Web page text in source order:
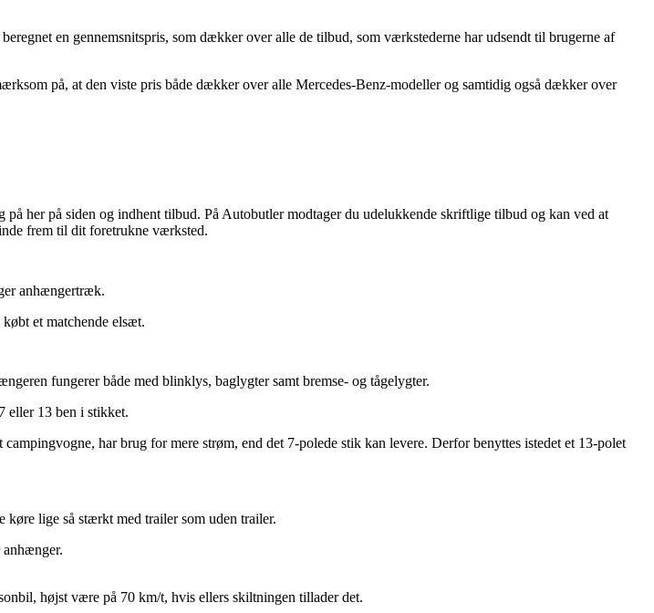
en gennemsnitspris, som dækker over alle de tilbud, som værkstederne har udsendt til brugerne af
på, at den viste pris både dækker over alle Mercedes-Benz-modeller og samtidig også dækker over
her på siden og indhent tilbud. På Autobutler modtager du udelukkende skriftlige tilbud og kan ved at
frem til dit foretrukne værksted.
anhængertræk.
et matchende elsæt.
fungerer både med blinklys, baglygter samt bremse- og tågelygter.
eller 13 ben i stikket.
har brug for mere strøm, end det 7-polede stik kan levere. Derfor benyttes istedet et 13-polet
lige så stærkt med trailer som uden trailer.
højst være på 70 km/t, hvis ellers skiltningen tillader det.